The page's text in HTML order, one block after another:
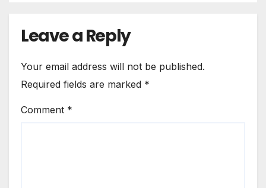
Leave a Reply
Your email address will not be published.
Required fields are marked *
Comment *